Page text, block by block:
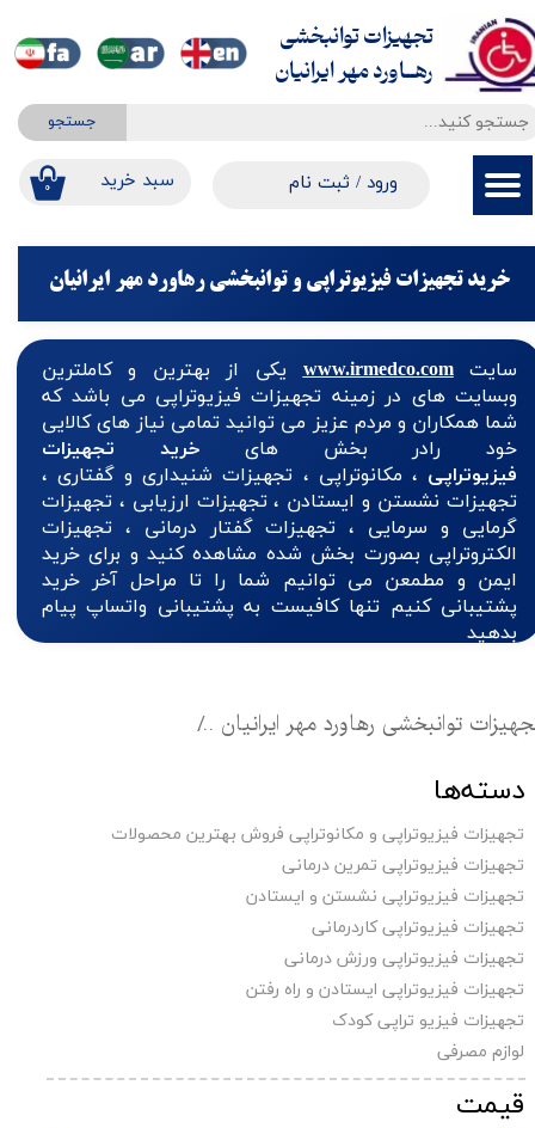
جستجو
۰ ​​سبد خرید ورود / ثبت نام
حساب کاربری من
سفارشات
خروج از حساب کاربری
تجهیزات توانبخشی
​​​​​​​رهــاورد مهر ایرانیان
سایتwww.irmedco.comیکی از بهترین و کاملترین
وبسایت های در زمینه تجهیزات فیزیوتراپی می باشد که
شما همکاران و مردم عزیز می توانید تمامی نیاز های کالایی
خود رادر بخش های خرید تجهیزات
فیزیوتراپی ، مکانوتراپی ، تجهیزات شنیداری و گفتاری ،
تجهیزات نشستن و ایستادن ، تجهیزات ارزیابی ، تجهیزات
گرمایی و سرمایی ، تجهیزات گفتار درمانی ، تجهیزات
الکتروتراپی بصورت بخش شده مشاهده کنید و برای خرید
ایمن و مطمعن می توانیم شما را تا مراحل آخر خرید
پشتیبانی کنیم تنها کافیست به پشتیبانی واتساپ پیام
بدهید
خرید تجهیزات فیزیوتراپی و توانبخشی رهاورد مهر ایرانیان
توانبخشی رهاورد مهر ایرانیان
دسته‌ها
تجهیزات فیزیوتراپی و مکانوتراپی فروش بهترین محصولات
تجهیزات فیزیوتراپی تمرین درمانی
تجهیزات فیزیوتراپی نشستن و ایستادن
تجهیزات فیزیوتراپی کاردرمانی
تجهیزات فیزیوتراپی ورزش درمانی
تجهیزات فیزیوتراپی ایستادن و راه رفتن
تجهیزات فیزیو تراپی کودک
لوازم مصرفی
قیمت